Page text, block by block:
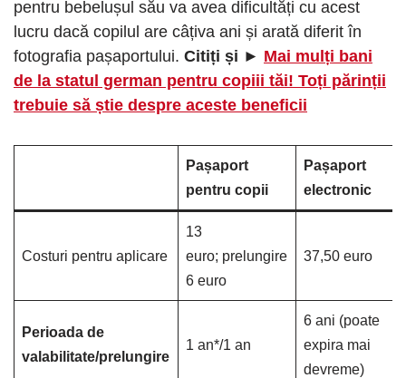
pentru bebelușul său va avea dificultăți cu acest
lucru dacă copilul are câțiva ani și arată diferit în
fotografia pașaportului. Citiți și ► Mai mulți bani
de la statul german pentru copiii tăi! Toți părinții
trebuie să știe despre aceste beneficii
Pașaport
pentru copii
Pașaport
electronic
Costuri pentru aplicare
13
euro; prelungire
6 euro
37,50 euro
Perioada de
valabilitate/prelungire
1 an*/1 an
6 ani (poate
expira mai
devreme)